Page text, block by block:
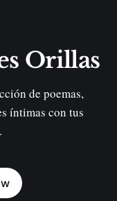
Orillas
de poemas,
íntimas con tus